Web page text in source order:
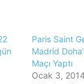
Paris Saint
Madrid
Maçı Yaptı
Ocak 3, 2014